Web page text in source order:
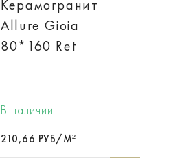
Керамогранит
Allure Gioia
80*160 Ret
В наличии
210,66 РУБ/М²